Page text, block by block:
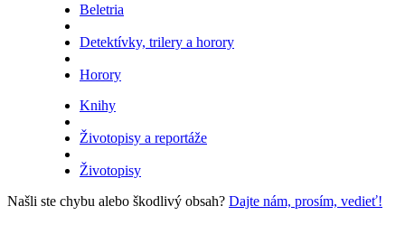
Beletria
Detektívky, trilery a horory
Horory
Knihy
Životopisy a reportáže
Životopisy
Našli ste chybu alebo škodlivý obsah? Dajte nám, prosím, vedieť!